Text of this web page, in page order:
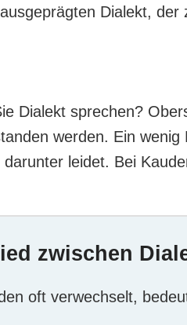
Dialekt,
Dialekt sprechen?
werden. Ein
leidet. Bei
zwischen
oft verwechselt,